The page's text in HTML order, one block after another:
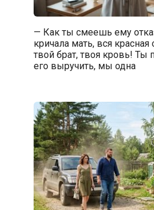
— Как ты смеешь ему
кричала мать, вся
твой брат, твоя кровь! Ты
его выручить, мы одна